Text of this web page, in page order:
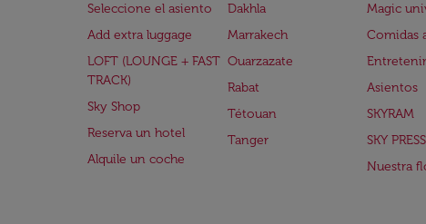
Seleccione el asiento
Add extra luggage
LOFT (LOUNGE + FAST
TRACK)
Sky Shop
Reserva un hotel
Alquile un coche
Dakhla
Marrakech
Ouarzazate
Rabat
Tétouan
Tanger
Magic
Comidas
Asientos
SKYRAM
SKY PRESS
Nuestra